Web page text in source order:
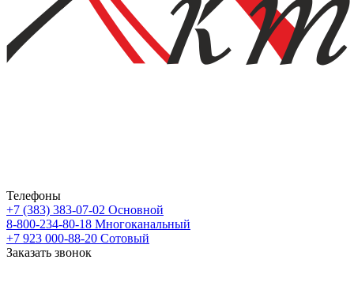
Телефоны
+7 (383) 383-07-02 Основной
8-800-234-80-18 Многоканальный
+7 923 000-88-20 Сотовый
Заказать звонок